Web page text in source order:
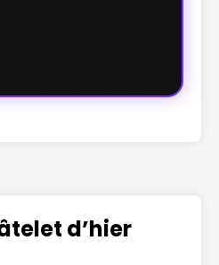
d’hier